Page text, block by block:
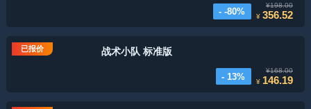
- -80%
¥198.00
¥356.52
已报价 战术小队 标准版
- 13%
¥168.00
¥ 146.19